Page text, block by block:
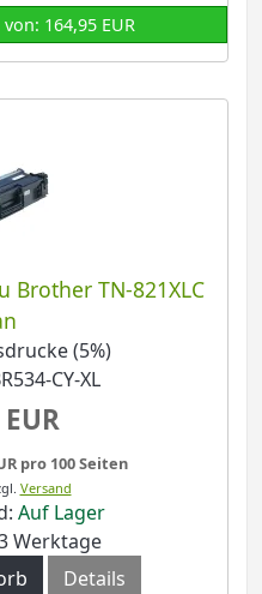
164,95 EUR
Brother TN-821XLC
(5%)
CY-XL
pro 100 Seiten
Versand
Auf Lager
Werktage
Details